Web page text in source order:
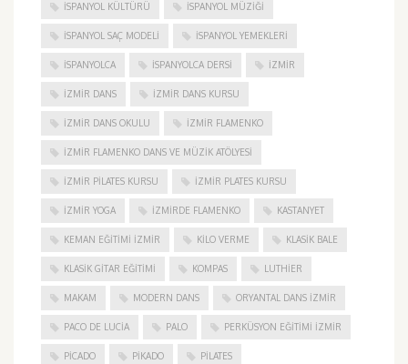
İSPANYOL KÜLTÜRÜ İSPANYOL MÜZIĞI
İSPANYOL SAÇ MODELI İSPANYOL YEMEKLERI
İSPANYOLCA İSPANYOLCA DERSI IZMIR
IZMIR DANS IZMIR DANS KURSU
IZMIR DANS OKULU IZMIR FLAMENKO
İZMIR FLAMENKO DANS VE MÜZIK ATÖLYESI
İZMIR PILATES KURSU İZMIR PLATES KURSU
İZMIR YOGA IZMIRDE FLAMENKO KASTANYET
KEMAN EĞITIMI İZMIR KILO VERME KLASIK BALE
KLASIK GITAR EĞITIMI KOMPAS LUTHIER
MAKAM MODERN DANS ORYANTAL DANS İZMIR
PACO DE LUCIA PALO PERKÜSYON EĞITIMI İZMIR
PICADO PIKADO PILATES